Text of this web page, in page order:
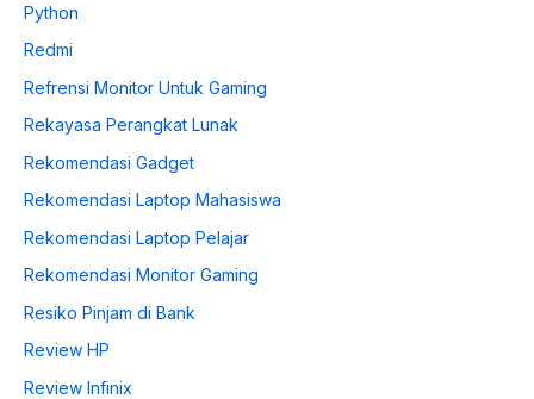
Python
Redmi
Refrensi Monitor Untuk Gaming
Rekayasa Perangkat Lunak
Rekomendasi Gadget
Rekomendasi Laptop Mahasiswa
Rekomendasi Laptop Pelajar
Rekomendasi Monitor Gaming
Resiko Pinjam di Bank
Review HP
Review Infinix